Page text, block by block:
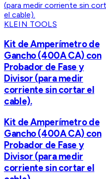
KLEIN TOOLS
Kit de Amperímetro de
Gancho (400A CA) con
Probador de Fase y
Divisor (para medir
corriente sin cortar el
cable).
Kit de Amperímetro de
Gancho (400A CA) con
Probador de Fase y
Divisor (para medir
corriente sin cortar el